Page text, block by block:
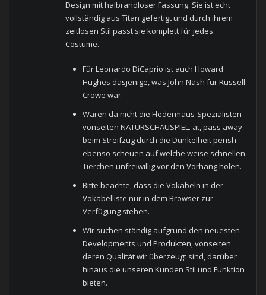
Design mit halbrandloser Fassung. Sie ist echt
vollständig aus Titan gefertigt und durch ihrem
zeitlosen Stil passt sie komplett für jedes
Costume.
Für Leonardo DiCaprio ist auch Howard
Hughes dasjenige, was John Nash für Russell
Crowe war.
Wären da nicht die Fledermaus-Spezialisten
vonseiten NATURSCHAUSPIEL. at, pass away
beim Streifzug durch die Dunkelheit perish
ebenso scheuen auf welche weise schnellen
Tierchen unfreiwillig vor den Vorhang holen.
Bitte beachte, dass die Vokabeln in der
Vokabelliste nur in dem Browser zur
Verfügung stehen.
Wir suchen ständig aufgrund den neuesten
Developments und Produkten, vonseiten
deren Qualität wir überzeugt sind, darüber
hinaus die unseren Kunden Stil und Funktion
bieten.